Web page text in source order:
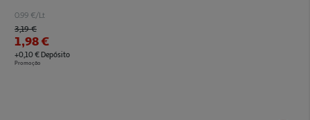
0.99 €/Lt
Price reduced from
3,19 €to
1,98 €
+0,10 € Depósito
Promoção